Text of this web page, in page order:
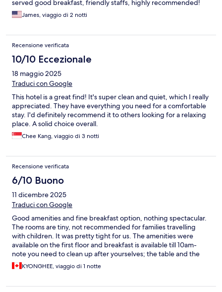
served good breakfast, friendly staffs, highly recommended!
James, viaggio di 2 notti
Recensione verificata
10/10 Eccezionale
18 maggio 2025
Traduci con Google
This hotel is a great find! It's super clean and quiet, which I really
appreciated. They have everything you need for a comfortable
stay. I'd definitely recommend it to others looking for a relaxing
place. A solid choice overall.
Chee Kang, viaggio di 3 notti
Recensione verificata
6/10 Buono
11 dicembre 2025
Traduci con Google
Good amenities and fine breakfast option, nothing spectacular.
The rooms are tiny, not recommended for families travelling
with children. It was pretty tight for us. The amenities were
available on the first floor and breakfast is available till 10am-
note you need to clean up after yourselves; the table and the
dishes and utensils that you use. There is a sink where you can
do the dishes right by the breakfast bar.
KYONGHEE, viaggio di 1 notte